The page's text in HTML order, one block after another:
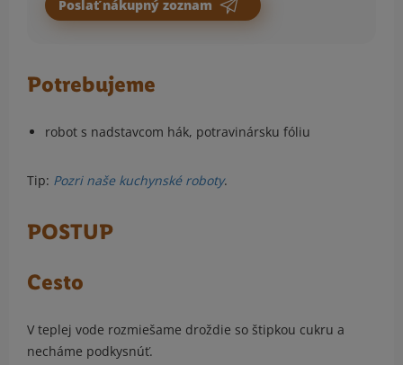
Poslať nákupný zoznam
Potrebujeme
robot s nadstavcom hák, potravinársku fóliu
Tip: Pozri naše kuchynské roboty.
POSTUP
Cesto
V teplej vode rozmiešame droždie so štipkou cukru a
necháme podkysnúť.